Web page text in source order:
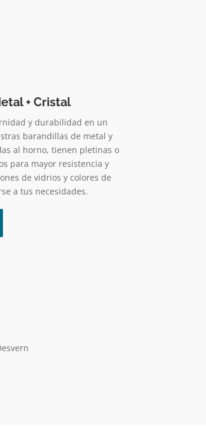
+ Cristal
y durabilidad en un
barandillas de metal y
al horno, tienen pletinas o
para mayor resistencia y
de vidrios y colores de
a tus necesidades.